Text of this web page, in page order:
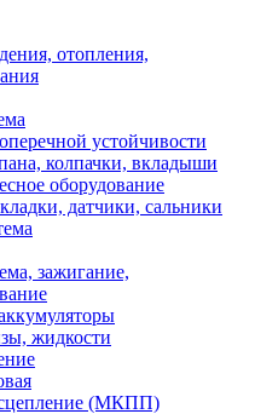
отопления,
устойчивости
колпачки, вкладыши
оборудование
датчики, сальники
зажигание,
жидкости
(МКПП)